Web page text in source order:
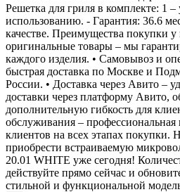
Решетка для гриля в комплекте: 1
использованию. - Гарантия: 36.6
качестве. Преимущества покупки у
оригинальные товары – мы
каждого изделия. • Самовывоз и
быстрая доставка по Москве и
России. • Доставка через Авито –
доставки через платформу Авито,
дополнительную гибкость для
обслуживания – профессиональная
клиентов на всех этапах покупки.
приобрести встраиваемую
20.01 WHITE уже сегодня!
действуйте прямо сейчас и
стильной и функциональной